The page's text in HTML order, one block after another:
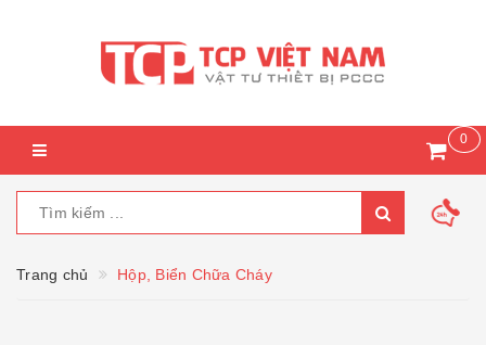
0
Trang chủ Hộp, Biển Chữa Cháy